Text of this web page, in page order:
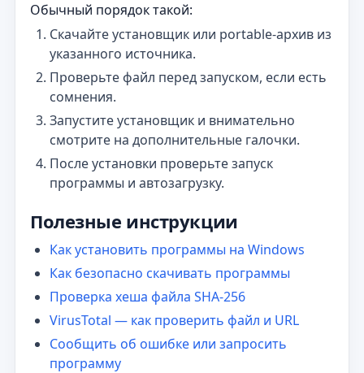
Обычный порядок такой:
Скачайте установщик или portable-архив из
указанного источника.
Проверьте файл перед запуском, если есть
сомнения.
Запустите установщик и внимательно
смотрите на дополнительные галочки.
После установки проверьте запуск
программы и автозагрузку.
Полезные инструкции
Как установить программы на Windows
Как безопасно скачивать программы
Проверка хеша файла SHA-256
VirusTotal — как проверить файл и URL
Сообщить об ошибке или запросить
программу